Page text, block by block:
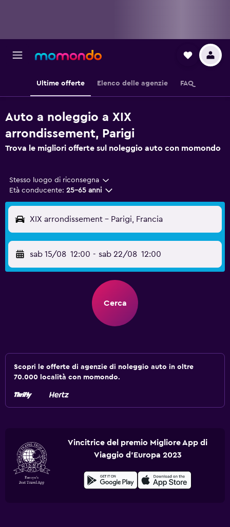
Ultime offerte Elenco delle agenzie FAQ
Auto a noleggio a XIX
arrondissement, Parigi
Trova le migliori offerte sul noleggio auto con momondo
Stesso luogo di riconsegna
Età conducente: 25-65 anni
XIX arrondissement - Parigi, Francia
sab 15/08 12:00 - sab 22/08 12:00
Cerca
Scopri le offerte di agenzie di noleggio auto in oltre
70.000 località con momondo.
Vincitrice del premio Migliore App di
Viaggio d'Europa 2023